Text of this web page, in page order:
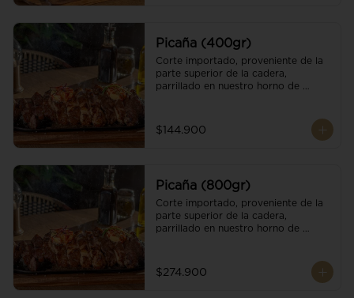
Picaña (400gr)
Corte importado, proveniente de la
parte superior de la cadera,
parrillado en nuestro horno de
Acompañado de salsa criolla de la
casa.
$144.900
Picaña (800gr)
Corte importado, proveniente de la
parte superior de la cadera,
parrillado en nuestro horno de
Acompañado de salsa criolla de la
casa.
$274.900